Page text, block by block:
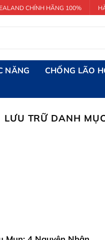
CHÍNH HÃNG 100%
NĂNG CHỐNG LÃO
LƯU TRỮ DANH